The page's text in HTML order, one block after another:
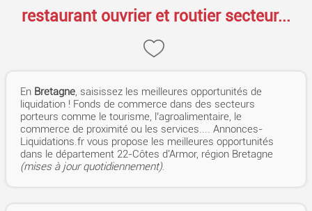
restaurant ouvrier et routier secteur...
En Bretagne, saisissez les meilleures opportunités de
liquidation ! Fonds de commerce dans des secteurs
porteurs comme le tourisme, l’agroalimentaire, le
commerce de proximité ou les services.... Annonces-
Liquidations.fr vous propose les meilleures opportunités
dans le département 22-Côtes d'Armor, région Bretagne
(mises à jour quotidiennement).